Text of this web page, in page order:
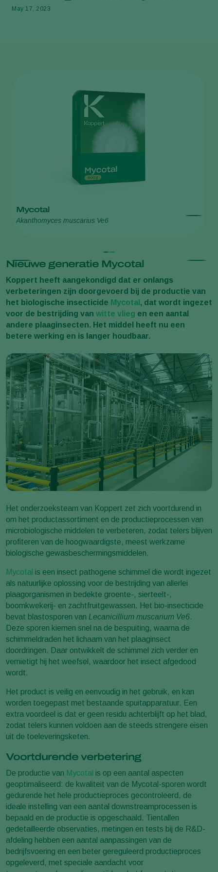
May 17, 2023
Mycotal
Akanthomyces muscarius Ve6
Nieuwe generatie Mycotal
Koppert heeft aangekondigd dat er onlangs
verbeteringen zijn doorgevoerd bij de productie van
het biologische insecticide Mycotal , dat wordt ingezet
voor de bestrijding van witte vlieg en een aantal
andere plaaginsecten. Het middel heeft nu een
betere werking en is langer houdbaar.
Het onderzoeksteam van Koppert zet zich voortdurend in
om het productassortiment en de productieprocessen van
microbiologische middelen te verbeteren, zodat telers blijven
profiteren van de hoogwaardigste, meest werkzame
biologische gewasbeschermingsmiddelen.
Mycotal is een insect pathogene schimmel die wordt ingezet
als natuurlijke oplossing voor de bestrijding van allerlei
plaagorganismen in bedekte groente-, sierteelt-,
boomkwekerij- en zachtfruitgewassen. Het bio-insecticide
bevat blastosporen van Lecanicillium muscarium Ve6.
Deze sporen kiemen snel na de bespuiting, waarna de
schimmeldraden het lichaam van het plaaginsect
doordringen. Daar ontwikkelt de schimmel zich verder en
vernietigt hij het weefsel, waardoor het insect afgedood
wordt.
Het product is veilig en eenvoudig in het gebruik, en kan
worden toegepast met bestaande spuitapparatuur. Een
extra voordeel is dat er geen residu achterblijft op het blad,
zodat telers kunnen voldoen aan de steeds strengere eisen
uit de toeleveringsketen.
Voortdurende verbetering
De productie van Mycotal is op een aantal aspecten
geoptimaliseerd: de kwaliteit van de Mycotal-sporen wordt
gedurende het hele productieproces gecontroleerd, de
ideale instelling van een aantal downstreamprocessen is
bepaald en de productie is opgeschaald. Tientallen
gedetailleerde observaties, metingen en tests bij de R&D-
afdeling hebben een aantal aanpassingen van de
bedrijfsvoering en een beter gereguleerd productieproces
opgeleverd, met speciale aandacht voor